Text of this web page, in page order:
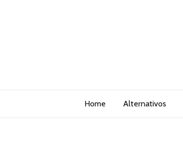
Home Alternativos